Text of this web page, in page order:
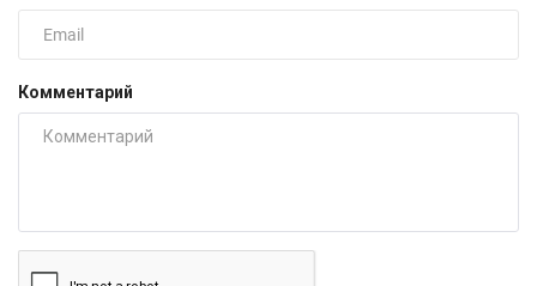
Комментарий